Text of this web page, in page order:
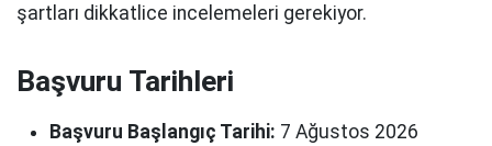
şartları dikkatlice incelemeleri gerekiyor.
Başvuru Tarihleri
Başvuru Başlangıç Tarihi: 7 Ağustos 2026